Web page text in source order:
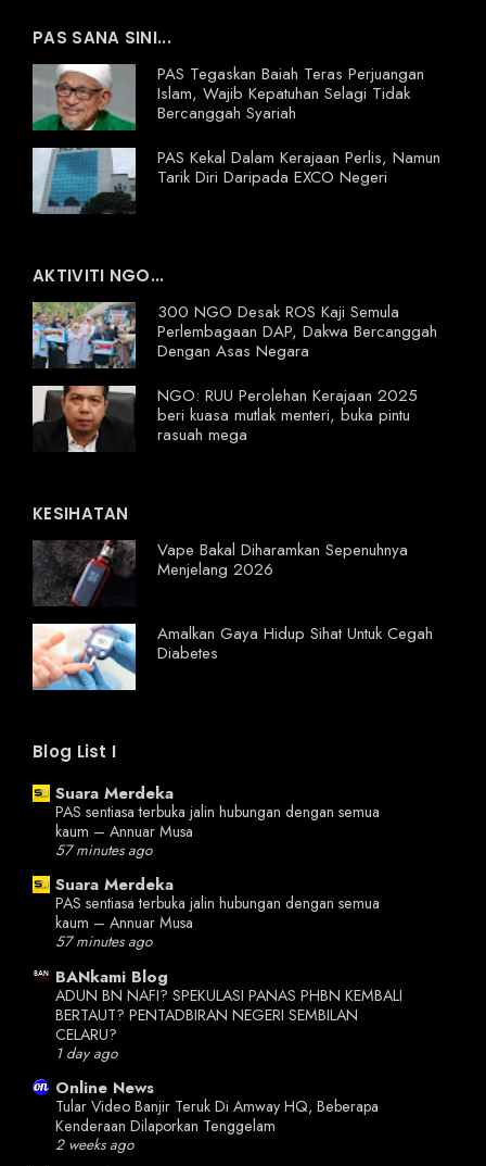
PAS SANA SINI...
PAS Tegaskan Baiah Teras Perjuangan
Islam, Wajib Kepatuhan Selagi Tidak
Bercanggah Syariah
PAS Kekal Dalam Kerajaan Perlis, Namun
Tarik Diri Daripada EXCO Negeri
AKTIVITI NGO...
300 NGO Desak ROS Kaji Semula
Perlembagaan DAP, Dakwa Bercanggah
Dengan Asas Negara
NGO: RUU Perolehan Kerajaan 2025
beri kuasa mutlak menteri, buka pintu
rasuah mega
KESIHATAN
Vape Bakal Diharamkan Sepenuhnya
Menjelang 2026
Amalkan Gaya Hidup Sihat Untuk Cegah
Diabetes
Blog List I
Suara Merdeka
PAS sentiasa terbuka jalin hubungan dengan semua
kaum – Annuar Musa
57 minutes ago
Suara Merdeka
PAS sentiasa terbuka jalin hubungan dengan semua
kaum – Annuar Musa
57 minutes ago
BANkami Blog
ADUN BN NAFI? SPEKULASI PANAS PHBN KEMBALI
BERTAUT? PENTADBIRAN NEGERI SEMBILAN
CELARU?
1 day ago
Online News
Tular Video Banjir Teruk Di Amway HQ, Beberapa
Kenderaan Dilaporkan Tenggelam
2 weeks ago